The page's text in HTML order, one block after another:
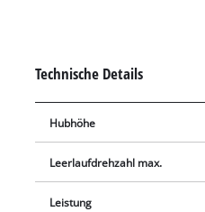
kann. Ihr großer Softgrip-
schlanke Bauweise
sicheren Griff und
Technische Details
Hubhöhe
Leerlaufdrehzahl max.
Leistung